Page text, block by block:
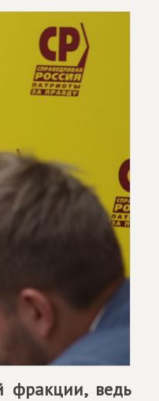
фракции, ведь